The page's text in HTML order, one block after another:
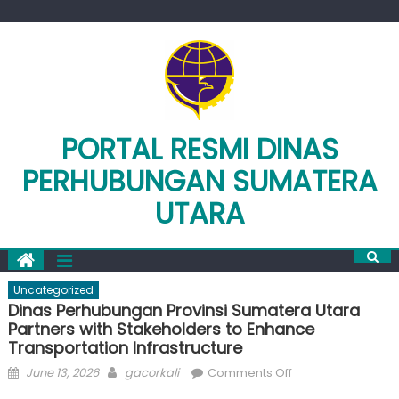
PORTAL RESMI DINAS
PERHUBUNGAN SUMATERA
UTARA
Uncategorized
Dinas Perhubungan Provinsi Sumatera Utara
Partners with Stakeholders to Enhance
Transportation Infrastructure
Posted
June 13, 2026 Author
gacorkali Comments Offon